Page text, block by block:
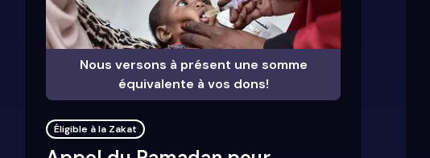
Nous versons à présent une somme
équivalente à vos dons!
Éligible à la Zakat